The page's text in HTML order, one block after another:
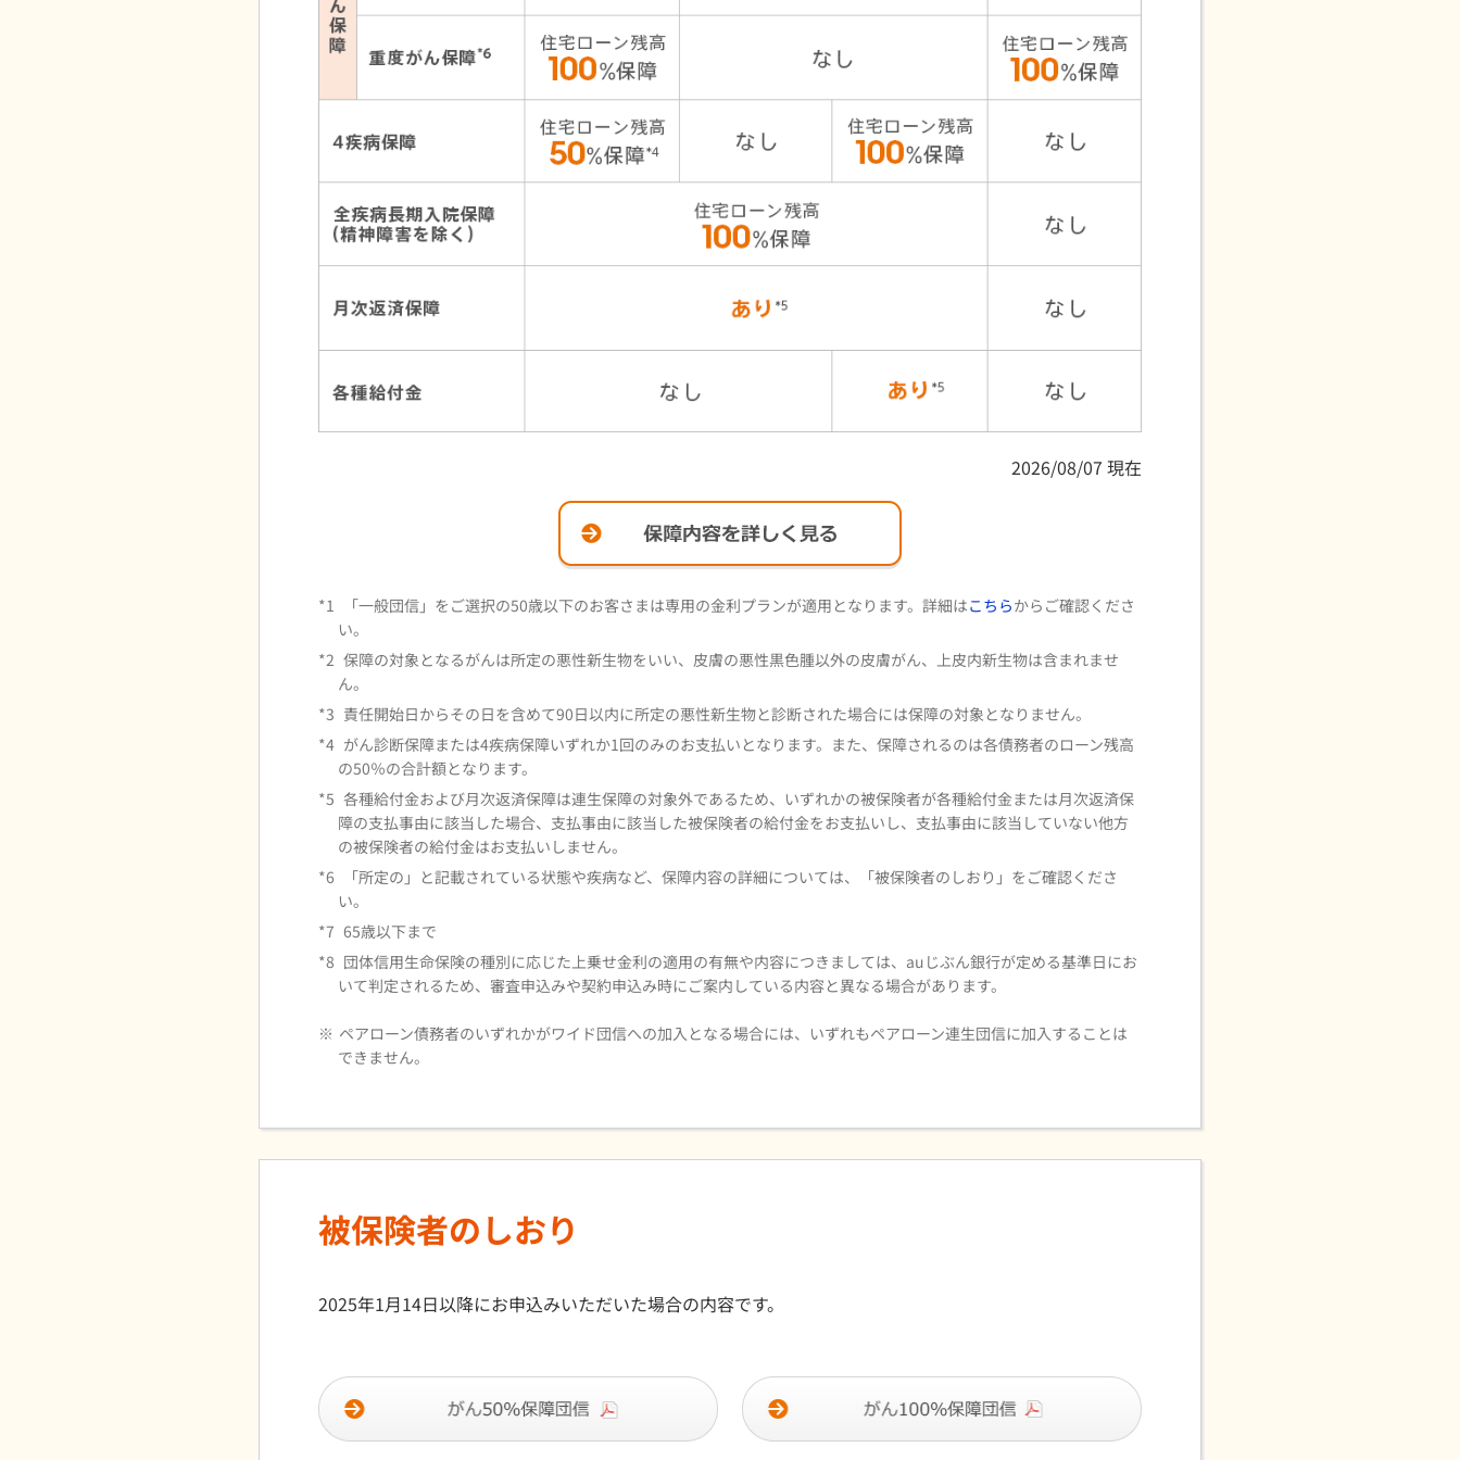
2026/08/07 現在
*1 「一般団信」をご選択の50歳以下のお客さまは専用の金利プランが適用となります。詳細はこちらからご確認くださ
い。
*2 保障の対象となるがんは所定の悪性新生物をいい、皮膚の悪性黒色腫以外の皮膚がん、上皮内新生物は含まれませ
ん。
*3 責任開始日からその日を含めて90日以内に所定の悪性新生物と診断された場合には保障の対象となりません。
*4 がん診断保障または4疾病保障いずれか1回のみのお支払いとなります。また、保障されるのは各債務者のローン残高
の50％の合計額となります。
*5 各種給付金および月次返済保障は連生保障の対象外であるため、いずれかの被保険者が各種給付金または月次返済保
障の支払事由に該当した場合、支払事由に該当した被保険者の給付金をお支払いし、支払事由に該当していない他方
の被保険者の給付金はお支払いしません。
*6
「所定の」と記載されている状態や疾病など、保障内容の詳細については、「被保険者のしおり」をご確認くださ
い。
*7 65歳以下まで
*8 団体信用生命保険の種別に応じた上乗せ金利の適用の有無や内容につきましては、auじぶん銀行が定める基準日にお
いて判定されるため、審査申込みや契約申込み時にご案内している内容と異なる場合があります。
※ ペアローン債務者のいずれかがワイド団信への加入となる場合には、いずれもペアローン連生団信に加入することは
できません。
被保険者のしおり
2025年1月14日以降にお申込みいただいた場合の内容です。